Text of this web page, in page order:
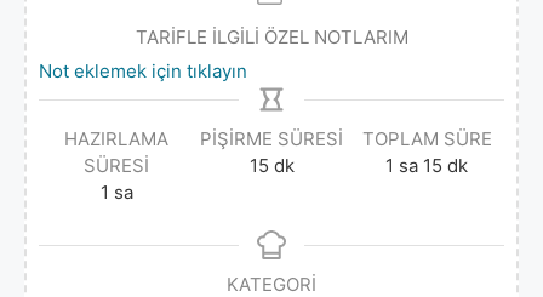
TARİFLE İLGİLİ ÖZEL NOTLARIM
Not eklemek için tıklayın
HAZIRLAMA
SÜRESI
1 sa
PIŞIRME SÜRESI
15 dk
TOPLAM SÜRE
1 sa 15 dk
KATEGORI